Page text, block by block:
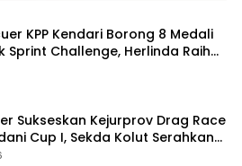
KPP Kendari Borong 8 Medali
Sprint Challenge, Herlinda Raih
Sukseskan Kejurprov Drag Race
Cup I, Sekda Kolut Serahkan